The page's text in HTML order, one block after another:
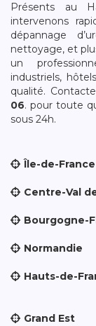
Présents au
intervenons
dépannage
nettoyage, et
un
industriels,
qualité.
06. pour toute
sous 24h.
Île-de-France
Centre-Val
Bourgogne-
Normandie
Hauts-de-
Grand Est